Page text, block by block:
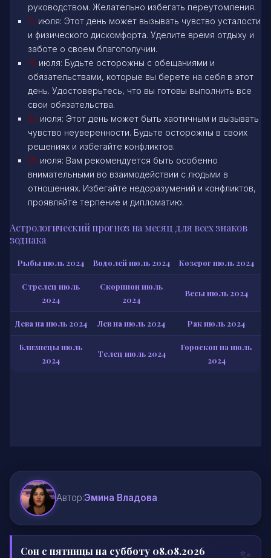
руководством. Желательно избегать переутомления.
15 июля: Этот день может вызывать чувство усталости
и физического дискомфорта. Уделите время отдыху и
заботе о своем благополучии.
16 июля: Будьте осторожны с обещаниями и
обязательствами, которые вы берете на себя в этот
день. Удостоверьтесь, что вы готовы выполнить все
свои обязательства.
24 июля: Этот день может быть хаотичным и вызывать
чувство неуверенности. Будьте осторожны в своих
решениях и избегайте конфликтов.
25 июля: Вам рекомендуется быть особенно
внимательными во взаимодействии с людьми в
отношениях. Избегайте недоразумений и конфликтов,
проявляйте терпение и дипломатию.
Астрологический прогноз на месяц для всех знаков
зодиака
Рыбы июль 2024 Водолей июль 2024 Козерог июль 2024
Стрелец июль
2024
Скорпион июль
2024
Весы июль 2024
Дева на июль 2024 Лев на июль 2024 Рак июль 2024
Близнецы июль
2024
Телец июль 2024
Гороскоп на июль
2024
Автор:Эмина Владова
Сон с пятницы на субботу 08.08.2026